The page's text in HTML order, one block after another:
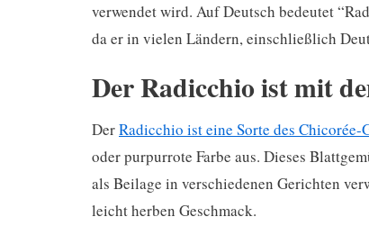
verwendet wird. Auf Deutsch bedeutet
da er in vielen Ländern, einschließlich
Der Radicchio ist mit
DerRadicchio ist eine Sorte des Chicorée-
oder purpurrote Farbe aus. Dieses
als Beilage in verschiedenen Gerichten
leicht herben Geschmack.